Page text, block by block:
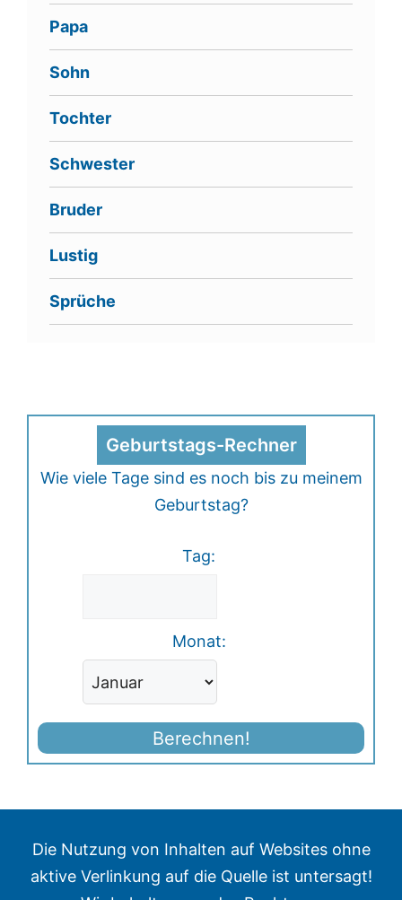
Papa
Sohn
Tochter
Schwester
Bruder
Lustig
Sprüche
Geburtstags-Rechner
Wie viele Tage sind es noch bis zu meinem
Geburtstag?
Tag:
Monat:
Berechnen!
Die Nutzung von Inhalten auf Websites ohne
aktive Verlinkung auf die Quelle ist untersagt!